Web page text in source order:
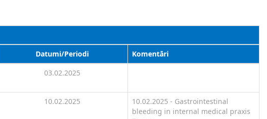
Datumi/Periodi Komentāri
03.02.2025
10.02.2025
10.02.2025 - Gastrointestinal
bleeding in internal medical praxis